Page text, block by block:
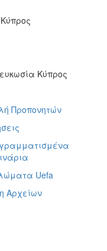
Κύπρος
Προπονητών
Uefa
Αρχείων